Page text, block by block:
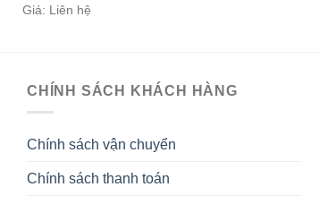
Giá: Liên hệ
CHÍNH SÁCH KHÁCH HÀNG
Chính sách vận chuyển
Chính sách thanh toán